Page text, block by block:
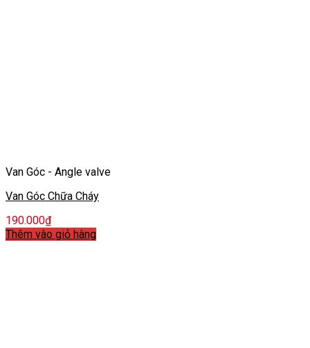
Van Góc - Angle valve
Van Góc Chữa Cháy
190.000₫
Thêm vào giỏ hàng